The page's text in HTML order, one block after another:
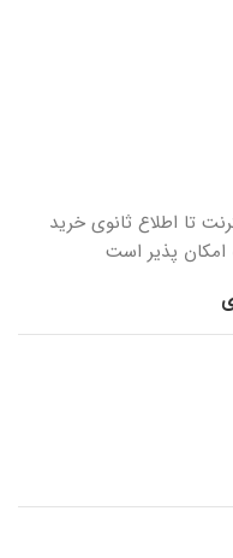
تا اطلاع ثانوی خرید